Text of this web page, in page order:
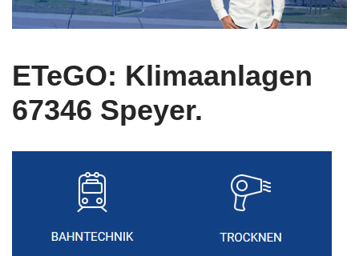
ETeGO: Klimaanlagen
67346 Speyer.